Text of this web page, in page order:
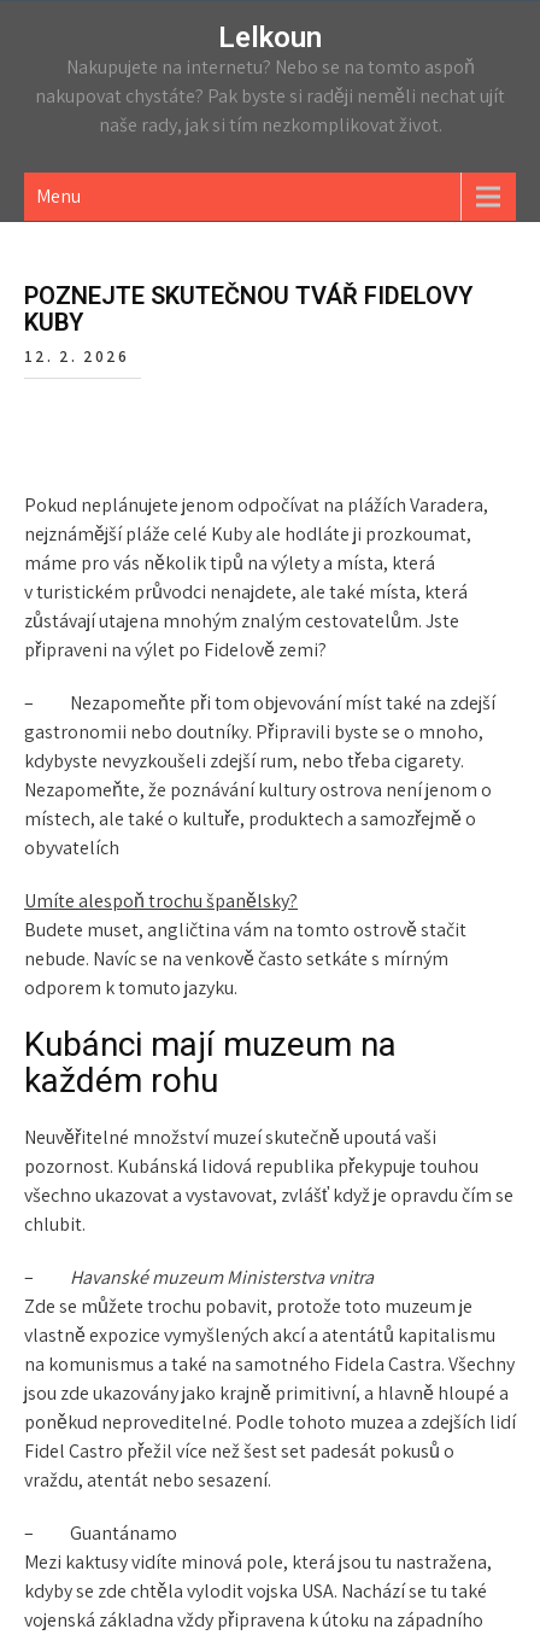
Lelkoun
Nakupujete na internetu? Nebo se na tomto aspoň
nakupovat chystáte? Pak byste si raději neměli nechat ujít
naše rady, jak si tím nezkomplikovat život.
Menu
POZNEJTE SKUTEČNOU TVÁŘ FIDELOVY
KUBY
12. 2. 2026
Pokud neplánujete jenom odpočívat na plážích Varadera,
nejznámější pláže celé Kuby ale hodláte ji prozkoumat,
máme pro vás několik tipů na výlety a místa, která
v turistickém průvodci nenajdete, ale také místa, která
zůstávají utajena mnohým znalým cestovatelům. Jste
připraveni na výlet po Fidelově zemi?
– Nezapomeňte při tom objevování míst také na zdejší
gastronomii nebo doutníky. Připravili byste se o mnoho,
kdybyste nevyzkoušeli zdejšírum, nebo třebacigarety.
Nezapomeňte, že poznávání kultury ostrova není jenom o
místech, ale také o kultuře, produktech a samozřejmě o
obyvatelích
Umíte alespoň trochu španělsky?
Budete muset, angličtina vám na tomto ostrově stačit
nebude. Navíc se na venkově často setkáte s mírným
odporem k tomuto jazyku.
Kubánci mají muzeum na
každém rohu
Neuvěřitelné množství muzeí skutečně upoutá vaši
pozornost. Kubánská lidová republika překypuje touhou
všechno ukazovat a vystavovat, zvlášť když je opravdu čím se
chlubit.
– Havanské muzeum Ministerstva vnitra
Zde se můžete trochu pobavit, protože toto muzeum je
vlastně expozice vymyšlených akcí a atentátů kapitalismu
na komunismus a také na samotného Fidela Castra. Všechny
jsou zde ukazovány jako krajně primitivní, a hlavně hloupé a
poněkud neproveditelné. Podle tohoto muzea a zdejších lidí
Fidel Castro přežil více než šest set padesát pokusů o
vraždu, atentát nebo sesazení.
– Guantánamo
Mezi kaktusy vidíte minová pole, která jsou tu nastražena,
kdyby se zde chtěla vylodit vojska USA. Nachází se tu také
vojenská základna vždy připravena k útoku na západního